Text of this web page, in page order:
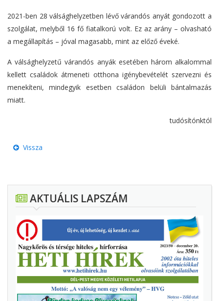
2021-ben 28 válsághelyzetben lévő várandós anyát gondozott a
szolgálat, melyből 16 fő fiatalkorú volt. Ez az arány – olvasható
a megállapítás – jóval magasabb, mint az előző éveké.
A válsághelyzetű várandós anyák esetében három alkalommal
kellett családok átmeneti otthona igénybevételét szervezni és
menekíteni, mindegyik esetben családon belüli bántalmazás
miatt.
tudósítónktól
Vissza
AKTUÁLIS LAPSZÁM